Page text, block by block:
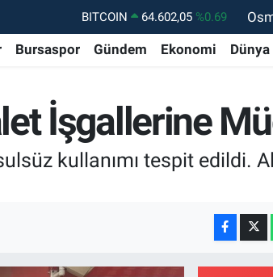
DOLAR 47,5986 %0.06
EURO
55,0700 %0.1
GRAM ALTIN
6518.23
%0.39
BİST100
13.768 %48
BITCOIN
64.602,05 %0.69
Bursaspor Gündem Ekonomi Dünya
İşgallerine
kullanımı tespit edildi.